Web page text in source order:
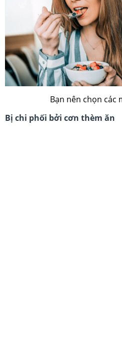
Bạn nên chọn các
Bị chi phối bởi cơn thèm ăn